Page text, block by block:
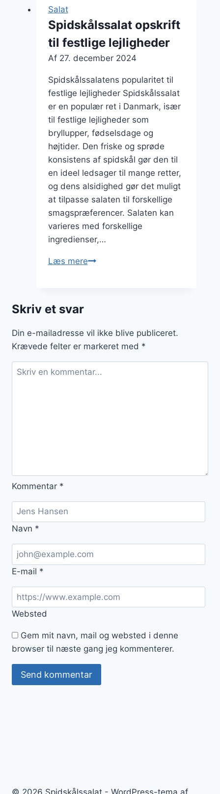
Salat
Spidskålssalat opskrift
til festlige lejligheder
Af 27. december 2024
Spidskålssalatens popularitet til
festlige lejligheder Spidskålssalat
er en populær ret i Danmark, især
til festlige lejligheder som
bryllupper, fødselsdage og
højtider. Den friske og sprøde
konsistens af spidskål gør den til
en ideel ledsager til mange retter,
og dens alsidighed gør det muligt
at tilpasse salaten til forskellige
smagspræferencer. Salaten kan
varieres med forskellige
ingredienser,…
Læs mereSpidskålssalat
Skriv et svar
Din e-mailadresse vil ikke blive publiceret.
Krævede felter er markeret med *
Kommentar *
Navn *
E-mail *
Websted
Gem mit navn, mail og websted i denne
browser til næste gang jeg kommenterer.
© 2026 Spidskålssalat - WordPress-tema af